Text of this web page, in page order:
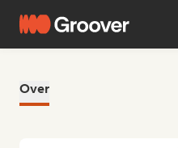
Over